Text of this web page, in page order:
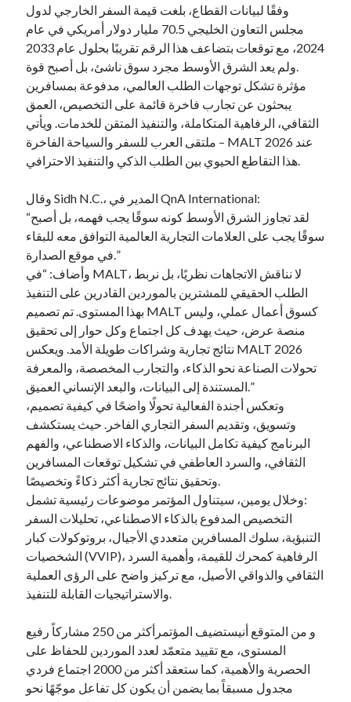
وفقًا لبيانات القطاع، بلغت قيمة السفر الخارجي لدول
مجلس التعاون الخليجي 70.5 مليار دولار أمريكي في عام
2024، مع توقعات بتضاعف هذا الرقم تقريبًا بحلول عام 2033
.ولم يعد الشرق الأوسط مجرد سوق ناشئ، بل أصبح قوة
مؤثرة تشكل توجهات الطلب العالمي، مدفوعة بمسافرين
يبحثون عن تجارب فاخرة قائمة على التخصيص، العمق
الثقافي، الرفاهية المتكاملة، والتنفيذ المتقن للخدمات. ويأتي
ملتقى العرب للسفر والسياحة الفاخرة – MALT 2026 عند
وقال Sidh N.C.، المدير في QnA International:
“لقد تجاوز الشرق الأوسط كونه سوقًا يجب فهمه، بل أصبح
سوقًا يجب على العلامات التجارية العالمية التوافق معه للبقاء
في موقع الصدارة.”
وأضاف: “في MALT، لا نناقش الاتجاهات نظريًا، بل نربط
الطلب الحقيقي للمشترين بالموردين القادرين على التنفيذ
بهذا المستوى. تم تصميم MALT كسوق أعمال عملي، وليس
منصة عرض، حيث يهدف كل اجتماع وكل حوار إلى تحقيق
نتائج تجارية وشراكات طويلة الأمد. ويعكس MALT 2026
تحولات الصناعة نحو الذكاء، والتجارب المخصصة، والمعرفة
المستندة إلى البيانات، والبعد الإنساني العميق.”
وتعكس أجندة الفعالية تحولًا واضحًا في كيفية تصميم،
وتسويق، وتقديم السفر التجاري الفاخر. حيث يستكشف
البرنامج كيفية تكامل البيانات، والذكاء الاصطناعي، والفهم
الثقافي، والسرد العاطفي في تشكيل توقعات المسافرين
وخلال يومين، سيتناول المؤتمر موضوعات رئيسية تشمل:
التخصيص المدفوع بالذكاء الاصطناعي، تحليلات السفر
التنبؤية، سلوك المسافرين متعددي الأجيال، بروتوكولات كبار
الشخصيات (VVIP)، الرفاهية كمحرك للقيمة، وأهمية السرد
الثقافي والذواقي الأصيل، مع تركيز واضح على الرؤى العملية
و من المتوقع أنيستضيف المؤتمرأكثر من 250 مشاركاً رفيع
المستوى، مع تقييد متعمّد لعدد الموردين للحفاظ على
الحصرية والأهمية، كما ستعقد أكثر من 2000 اجتماع فردي
مجدول مسبقاً بما يضمن أن يكون كل تفاعل موجّهًا نحو